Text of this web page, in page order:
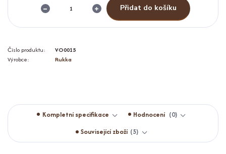
Přidat do košíku
Číslo produktu:
VO0015
Výrobce:
Rukka
Kompletní specifikace Hodnocení
0
Související zboží 5